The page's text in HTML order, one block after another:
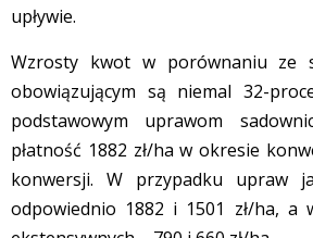
upływie.
Wzrosty kwot w porównaniu ze
obowiązującym są niemal 32-
podstawowym uprawom
płatność 1882 zł/ha w okresie
konwersji. W przypadku upraw
odpowiednio 1882 i 1501 zł/ha, a